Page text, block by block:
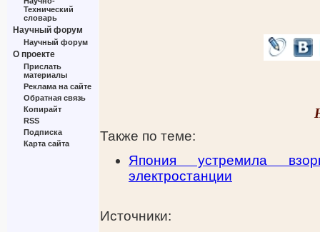
Технический
словарь
Научный форум
Научный форум
О проекте
Прислать
материалы
Реклама на сайте
Обратная связь
Копирайт
RSS
Подписка
Карта сайта
Также по теме:
Япония устремила
электростанции
Источники: